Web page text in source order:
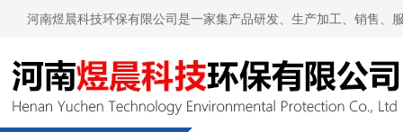
河南煜晨科技环保有限公司是一家集产品研发、生产加工、销售、